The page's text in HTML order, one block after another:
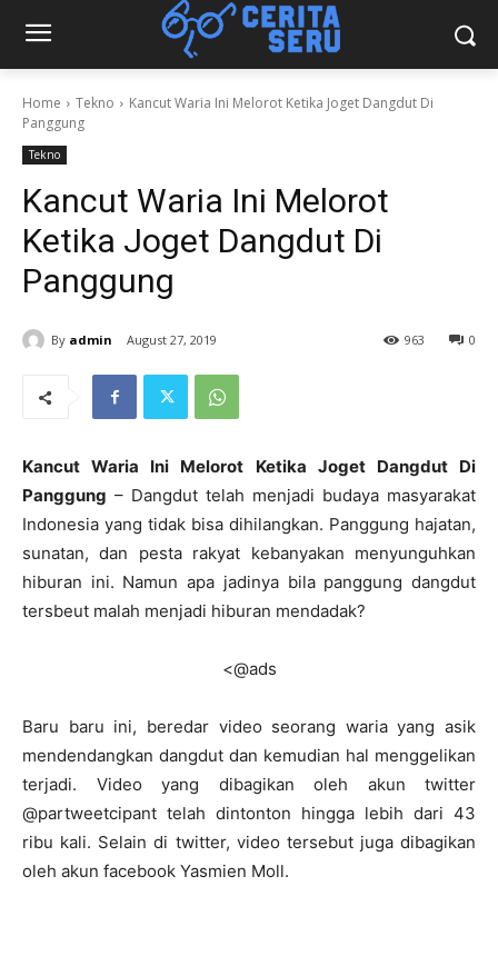
Home Tekno
Kancut Waria Ini Melorot Ketika Joget Dangdut Di
Panggung
Tekno
Kancut Waria Ini Melorot
Ketika Joget Dangdut Di
Panggung
By admin August 27, 2019 0
963
Kancut Waria Ini Melorot Ketika Joget Dangdut Di
Panggung – Dangdut telah menjadi budaya masyarakat
Indonesia yang tidak bisa dihilangkan. Panggung hajatan,
sunatan, dan pesta rakyat kebanyakan menyunguhkan
hiburan ini. Namun apa jadinya bila panggung dangdut
tersbeut malah menjadi hiburan mendadak?
<@ads
Baru baru ini, beredar video seorang waria yang asik
mendendangkan dangdut dan kemudian hal menggelikan
terjadi. Video yang dibagikan oleh akun twitter
@partweetcipant telah dintonton hingga lebih dari 43
ribu kali. Selain di twitter, video tersebut juga dibagikan
oleh akun facebook Yasmien Moll.